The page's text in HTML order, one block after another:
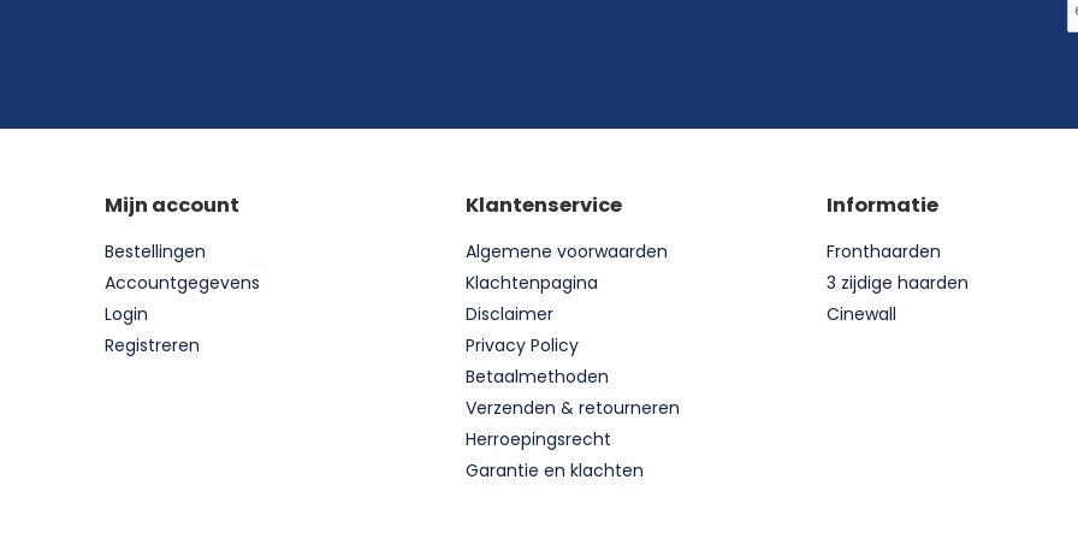
Mijn account
Bestellingen
Accountgegevens
Login
Registreren
Klantenservice
Algemene voorwaarden
Klachtenpagina
Disclaimer
Privacy Policy
Betaalmethoden
Verzenden & retourneren
Herroepingsrecht
Garantie en klachten
Informatie
Fronthaarden
3 zijdige haarden
Cinewall